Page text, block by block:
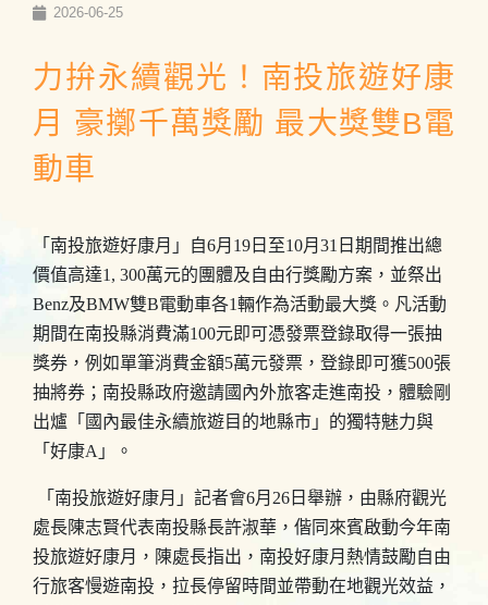
2026-06-25
力拚永續觀光！南投旅遊好康
月 豪擲千萬獎勵 最大獎雙B電
動車
「南投旅遊好康月」自6月19日至10月31日期間推出總
價值高達1, 300萬元的團體及自由行獎勵方案，並祭出
Benz及BMW雙B電動車各1輛作為活動最大獎。凡活動
期間在南投縣消費滿100元即可憑發票登錄取得一張抽
獎券，例如單筆消費金額5萬元發票，登錄即可獲500張
抽將券；南投縣政府邀請國內外旅客走進南投，體驗剛
出爐「國內最佳永續旅遊目的地縣市」的獨特魅力與
「好康A」。
「南投旅遊好康月」記者會6月26日舉辦，由縣府觀光
處長陳志賢代表南投縣長許淑華，偕同來賓啟動今年南
投旅遊好康月，陳處長指出，南投好康月熱情鼓勵自由
行旅客慢遊南投，拉長停留時間並帶動在地觀光效益，